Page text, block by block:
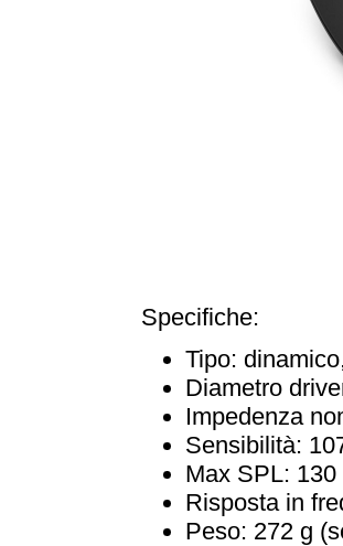
Specifiche:
Tipo:
Diametro
Impedenza
Sensibilità:
Max SPL:
Risposta in
Peso: 272 g